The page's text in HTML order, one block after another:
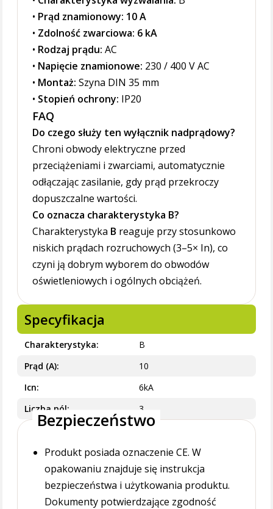
• Prąd znamionowy: 10 A
• Zdolność zwarciowa: 6 kA
• Rodzaj prądu: AC
• Napięcie znamionowe: 230 / 400 V AC
• Montaż: Szyna DIN 35 mm
• Stopień ochrony: IP20
FAQ
Do czego służy ten wyłącznik nadprądowy?
Chroni obwody elektryczne przed
przeciążeniami i zwarciami, automatycznie
odłączając zasilanie, gdy prąd przekroczy
dopuszczalne wartości.
Co oznacza charakterystyka B?
Charakterystyka B reaguje przy stosunkowo
niskich prądach rozruchowych (3–5× In), co
czyni ją dobrym wyborem do obwodów
oświetleniowych i ogólnych obciążeń.
Specyfikacja
Charakterystyka
B
Prąd (A)
10
Icn
6kA
Liczba pól
3
Bezpieczeństwo
Produkt posiada oznaczenie CE. W
opakowaniu znajduje się instrukcja
bezpieczeństwa i użytkowania produktu.
Dokumenty potwierdzające zgodność